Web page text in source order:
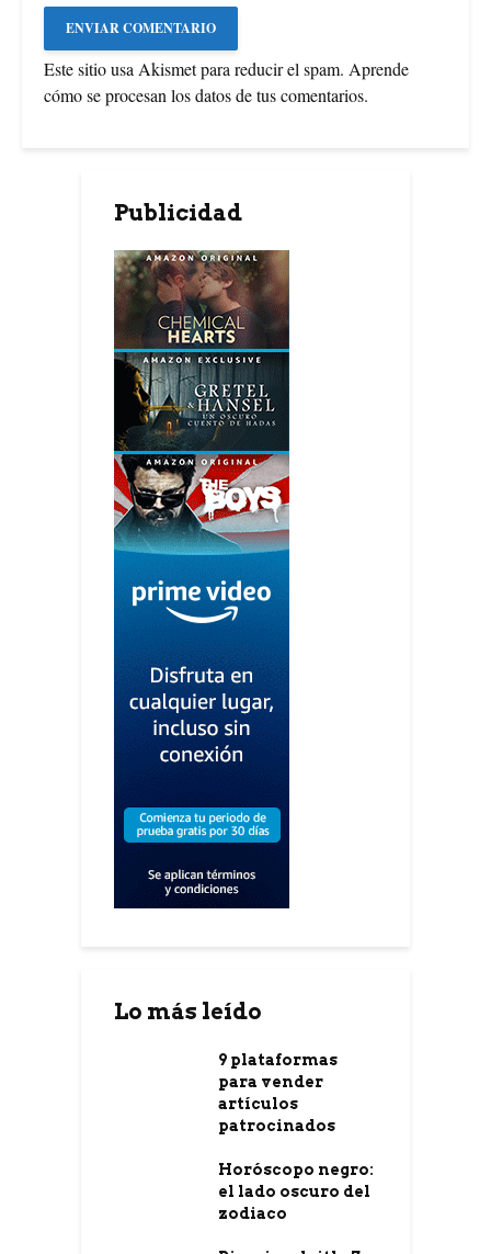
Este sitio usa Akismet para reducir el spam. Aprende
cómo se procesan los datos de tus comentarios.
Publicidad
Lo más leído
9 plataformas
para vender
artículos
patrocinados
Horóscopo negro:
el lado oscuro del
zodiaco